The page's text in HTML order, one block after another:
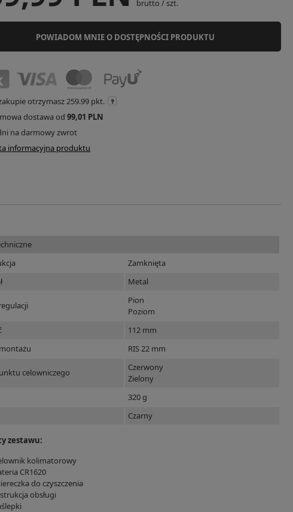
brutto /szt.
POWIADOM MNIE O DOSTĘPNOŚCI PRODUKTU
otrzymasz 259.99 pkt.
dostawa od99,01 PLN
na darmowy zwrot
informacyjna produktu
Zamknięta
Metal
Pion
Poziom
112 mm
RIS 22 mm
celowniczego
Czerwony
Zielony
320 g
Czarny
zestawu:
kolimatorowy
CR1620
do czyszczenia
obsługi